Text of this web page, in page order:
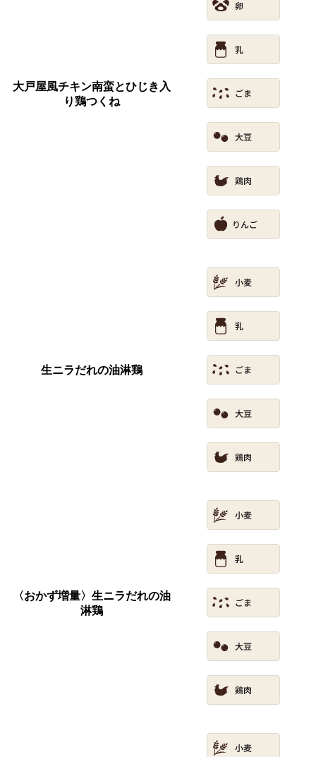
大戸屋風チキン南蛮とひじき入
り鶏つくね
生ニラだれの油淋鶏
〈おかず増量〉生ニラだれの油
淋鶏